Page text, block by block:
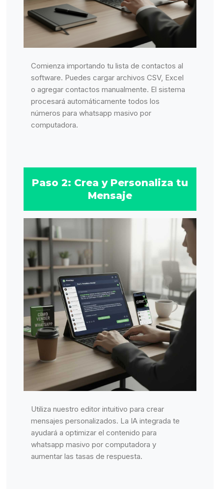
Comienza importando tu lista de contactos al
software. Puedes cargar archivos CSV, Excel
o agregar contactos manualmente. El sistema
procesará automáticamente todos los
números para whatsapp masivo por
computadora.
Paso 2: Crea y Personaliza tu
Mensaje
Utiliza nuestro editor intuitivo para crear
mensajes personalizados. La IA integrada te
ayudará a optimizar el contenido para
whatsapp masivo por computadora y
aumentar las tasas de respuesta.